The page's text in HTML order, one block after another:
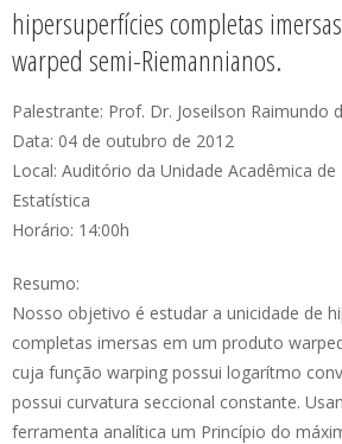
hipersuperfícies completas
warped semi-Riemannianos.
Palestrante: Prof. Dr. Joseilson Raimundo
Data: 04 de outubro de 2012
Local: Auditório da Unidade Acadêmica
Estatística
Horário: 14:00h
Resumo:
Nosso objetivo é estudar a unicidade de
completas imersas em um produto
cuja função warping possui logarítmo
possui curvatura seccional constante.
ferramenta analítica um Princípio do